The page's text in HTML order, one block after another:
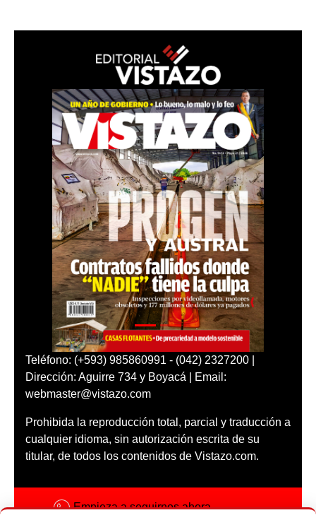
Teléfono: (+593) 985860991 - (042) 2327200 |
Dirección: Aguirre 734 y Boyacá | Email:
webmaster@vistazo.com
Prohibida la reproducción total, parcial y traducción a
cualquier idioma, sin autorización escrita de su
titular, de todos los contenidos de Vistazo.com.
Empieza a seguirnos ahora